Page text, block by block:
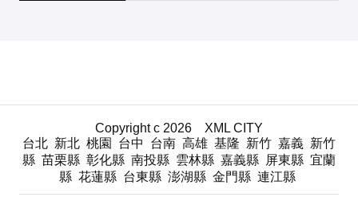
Copyright c 2026 XML CITY
台北 新北 桃園 台中 台南 高雄 基隆 新竹 嘉義 新竹
縣 苗栗縣 彰化縣 南投縣 雲林縣 嘉義縣 屏東縣 宜蘭
縣 花蓮縣 台東縣 澎湖縣 金門縣 連江縣